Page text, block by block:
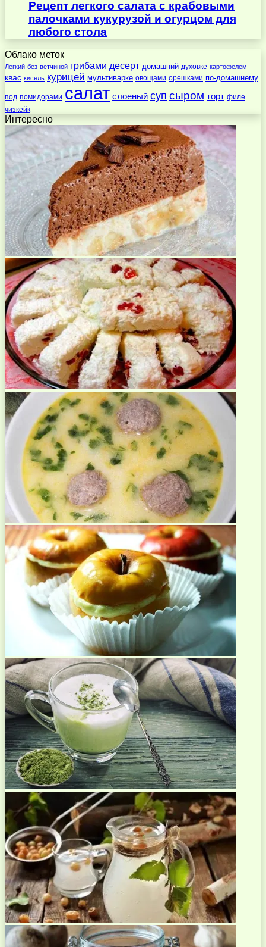
Рецепт легкого салата с крабовыми
палочками кукурузой и огурцом для
любого стола
Облако меток
Легкий без ветчиной грибами десерт домашний духовке картофелем
квас кисель курицей мультиварке овощами орешками по-домашнему
под помидорами салат слоеный суп сыром торт филе
чизкейк
Интересно